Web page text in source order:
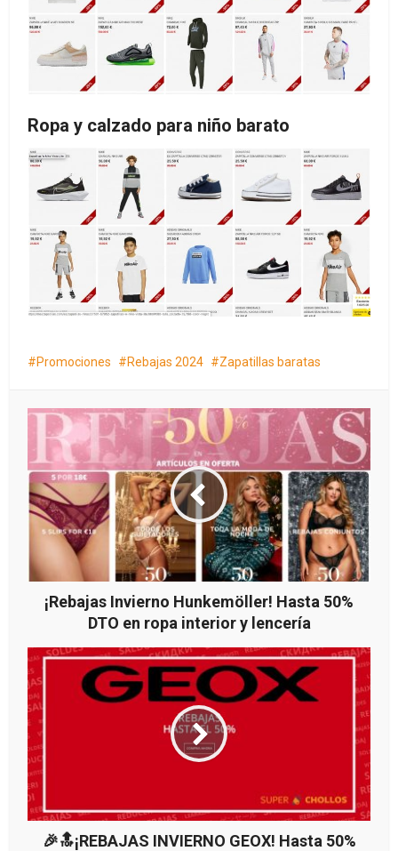
Ropa y calzado para niño barato
Promociones Rebajas 2024 Zapatillas baratas
¡Rebajas Invierno Hunkemöller! Hasta 50%
DTO en ropa interior y lencería
🎉🔝¡REBAJAS INVIERNO GEOX! Hasta 50%